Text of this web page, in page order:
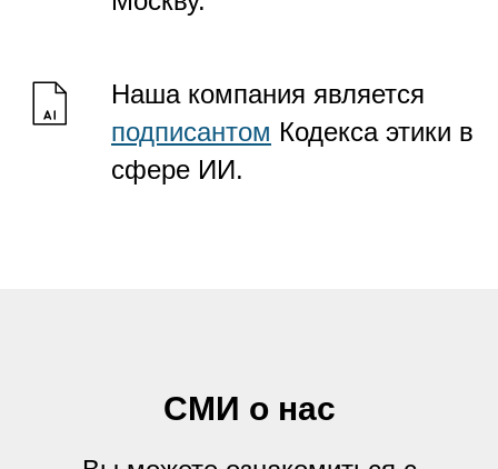
Наша компания является
подписантом Кодекса этики в
сфере ИИ.
СМИ о нас